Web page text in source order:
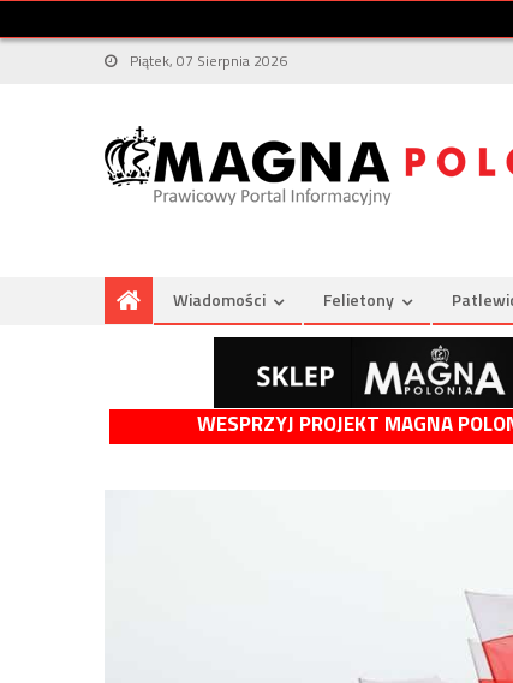
Piątek, 07 Sierpnia 2026
Wiadomości Felietony
WESPRZYJ PROJEKT MAGNA